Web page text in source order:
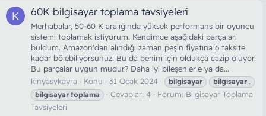
K 60K bilgisayar toplama tavsiyeleri
Merhabalar, 50-60 K aralığında yüksek performans bir oyuncu
sistemi toplamak istiyorum. Kendimce aşağıdaki parçaları
buldum. Amazon'dan alındığı zaman peşin fiyatına 6 taksite
kadar bölebiliyorsunuz. Bu da benim için oldukça cazip oluyor.
Bu parçalar uygun mudur? Daha iyi bileşenlerle ya da...
kinyasvkayra
Konu 31 Ocak 2024 bilgisayar bilgisayar .
bilgisayar toplama Cevaplar: 4 Forum: Bilgisayar Toplama
Tavsiyeleri